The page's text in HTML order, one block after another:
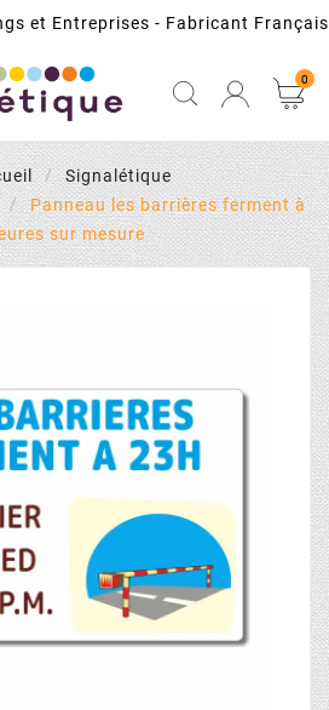
et Entreprises - Fabricant Français
0
Signalétique
Panneau les barrières ferment à
sur mesure